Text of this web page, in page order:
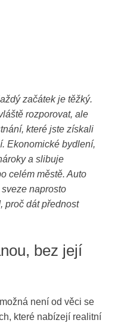
začátek je těžký.
rozporovat, ale
které jste získali
Ekonomické bydlení,
a slibuje
celém městě. Auto
naprosto
proč dát přednost
bez její
není od věci se
které nabízejí realitní